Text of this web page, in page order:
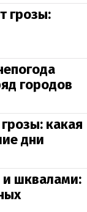
грозы:
городов
какая
дни
и шквалами: